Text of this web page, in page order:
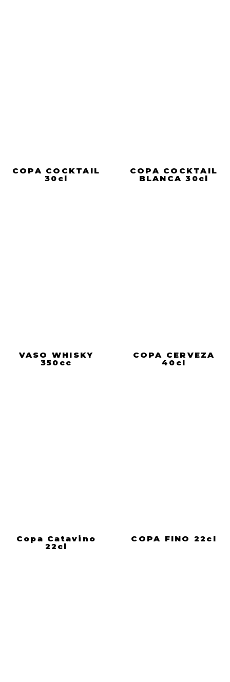
COPA COCKTAIL
30cl
COPA COCKTAIL
BLANCA 30cl
VASO WHISKY
350cc
COPA CERVEZA
40cl
Copa Catavino
22cl
COPA FINO 22cl